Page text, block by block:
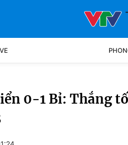
tử
0-1 Bỉ: Thắng